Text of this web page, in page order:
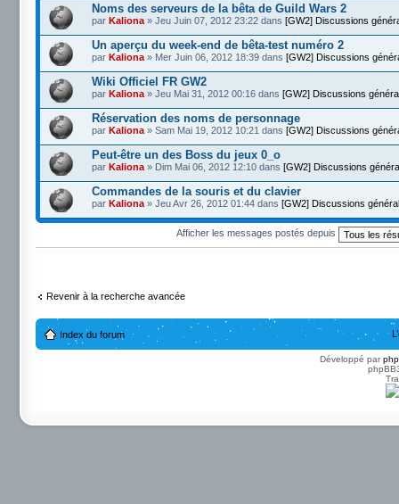
Noms des serveurs de la bêta de Guild Wars 2
par Kaliona » Jeu Juin 07, 2012 23:22 dans [GW2] Discussions
Un aperçu du week-end de bêta-test numéro 2
par Kaliona » Mer Juin 06, 2012 18:39 dans [GW2] Discussions
Wiki Officiel FR GW2
par Kaliona » Jeu Mai 31, 2012 00:16 dans [GW2] Discussions
Réservation des noms de personnage
par Kaliona » Sam Mai 19, 2012 10:21 dans [GW2] Discussions
Peut-être un des Boss du jeux 0_o
par Kaliona » Dim Mai 06, 2012 12:10 dans [GW2] Discussions
Commandes de la souris et du clavier
par Kaliona » Jeu Avr 26, 2012 01:44 dans [GW2] Discussions
Afficher les messages postés depuis
Revenir à la recherche avancée
Index du forum
Développé par